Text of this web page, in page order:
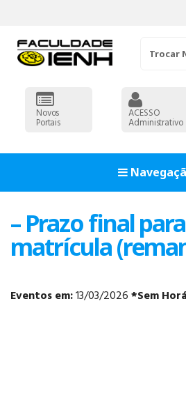
Trocar
Novos
Portais
ACESSO
Administrativo
– Prazo final
matrícula
Eventos em:13/03/2026*Sem